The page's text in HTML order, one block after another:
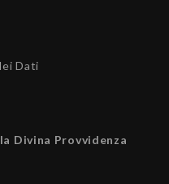
Dati
Divina Provvidenza